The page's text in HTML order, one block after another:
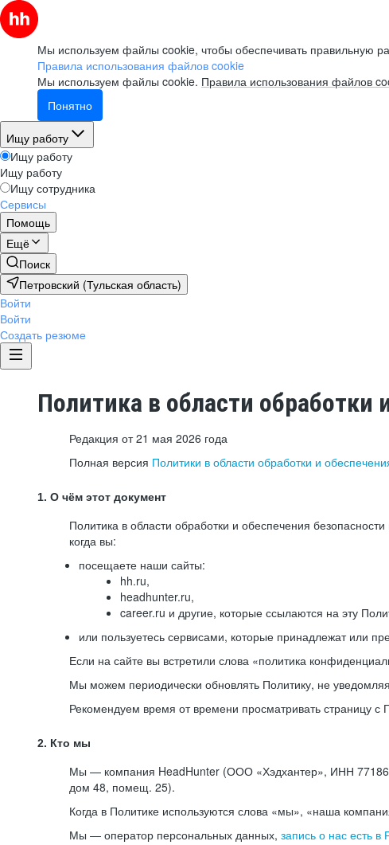
Мы используем файлы cookie, чтобы обеспечивать правильную
Правила использования файлов cookie
Мы используем файлы cookie. Правила использования файлов
Понятно
Ищу работу
Ищу работу
Ищу работу
Ищу сотрудника
Сервисы
Помощь
Ещё
Поиск
Петровский (Тульская область)
Войти
Войти
Создать резюме
Политика в области
Редакция от 21 мая 2026 года
Полная версия Политики в области обработки и
1. О чём этот документ
Политика в области обработки и обеспечения
когда вы:
посещаете наши сайты:
hh.ru,
headhunter.ru,
career.ru и другие, которые ссылаются на эту
или пользуетесь сервисами, которые принадлежат или
Если на сайте вы встретили слова «политика
Мы можем периодически обновлять Политику, не
Рекомендуем время от времени просматривать страницу
2. Кто мы
Мы — компания HeadHunter (ООО «Хэдхантер», ИНН
дом 48, помещ. 25).
Когда в Политике используются слова «мы», «наша
Мы — оператор персональных данных, запись о нас есть